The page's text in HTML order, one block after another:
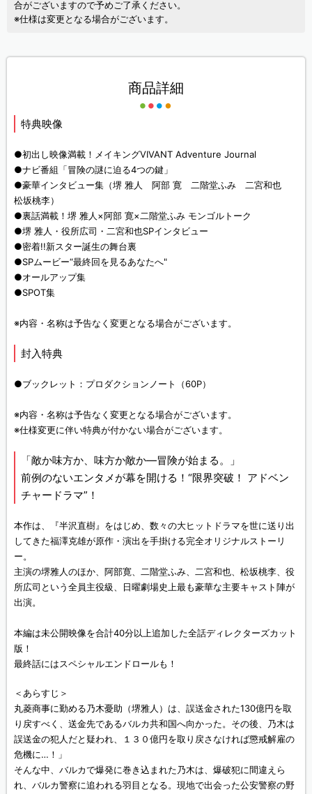
合がございますので予めご了承ください。
※仕様は変更となる場合がございます。
商品詳細
特典映像
●初出し映像満載！メイキングVIVANT Adventure Journal
●ナビ番組「冒険の謎に迫る4つの鍵」
●豪華インタビュー集（堺 雅人 阿部 寛 二階堂ふみ 二宮和也
松坂桃李）
●裏話満載！堺 雅人×阿部 寛×二階堂ふみ モンゴルトーク
●堺 雅人・役所広司・二宮和也SPインタビュー
●密着!!新スター誕生の舞台裏
●SPムービー“最終回を見るあなたへ"
●オールアップ集
●SPOT集
※内容・名称は予告なく変更となる場合がございます。
封入特典
●ブックレット：プロダクションノート（60P）
※内容・名称は予告なく変更となる場合がございます。
※仕様変更に伴い特典が付かない場合がございます。
「敵か味方か、味方か敵か―冒険が始まる。」
前例のないエンタメが幕を開ける！“限界突破！ アドベン
チャードラマ”！
本作は、『半沢直樹』をはじめ、数々の大ヒットドラマを世に送り出
してきた福澤克雄が原作・演出を手掛ける完全オリジナルストーリ
ー。
主演の堺雅人のほか、阿部寛、二階堂ふみ、二宮和也、松坂桃李、役
所広司という全員主役級、日曜劇場史上最も豪華な主要キャスト陣が
出演。
本編は未公開映像を合計40分以上追加した全話ディレクターズカット
版！
最終話にはスペシャルエンドロールも！
＜あらすじ＞
丸菱商事に勤める乃木憂助（堺雅人）は、誤送金された130億円を取
り戻すべく、送金先であるバルカ共和国へ向かった。その後、乃木は
誤送金の犯人だと疑われ、１３０億円を取り戻さなければ懲戒解雇の
危機に…！」
そんな中、バルカで爆発に巻き込まれた乃木は、爆破犯に間違えら
れ、バルカ警察に追われる羽目となる。現地で出会った公安警察の野